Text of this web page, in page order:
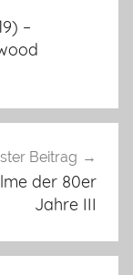
–
Beitrag
der 80er
Jahre III